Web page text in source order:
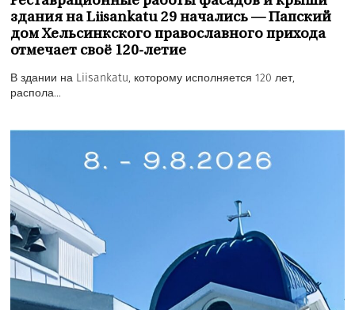
здания на Liisankatu 29 начались — Папский
дом Хельсинкского православного прихода
отмечает своё 120-летие
В здании на Liisankatu, которому исполняется 120 лет,
распола...